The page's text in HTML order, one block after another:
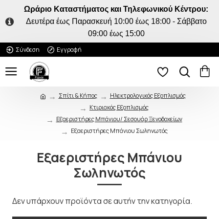
ΠΟΥ ΠΑΣ;
5% ΕΚΠΤΩΣΗ
Κάνε την πρώτη σου
Ωράριο Καταστήματος και Τηλεφωνικού Κέντρου:
Δευτέρα έως Παρασκευή 10:00 έως 18:00 - Σάββατο
09:00 έως 15:00
Σύνδεση
Εγγραφή
Σπίτι & Κήπος
Ηλεκτρολογικός Εξοπλισμός
Κτιριακός Εξοπλισμός
Εξαεριστήρες Μπάνιου/ Σεσουάρ Ξενοδοχείων
Εξαεριστήρες Μπάνιου Σωληνωτός
Εξαεριστήρες Μπάνιου
Σωληνωτός
Δεν υπάρχουν προϊόντα σε αυτήν την κατηγορία.